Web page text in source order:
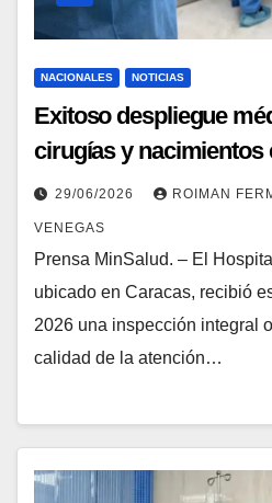
NACIONALES NOTICIAS
Exitoso despliegue
cirugías y nacimientos
Ciudad Caribia
29/06/2026 ROIMAN
VENEGAS
Prensa MinSalud. – El
ubicado en Caracas, recibió
2026 una inspección integral
calidad de la atención…